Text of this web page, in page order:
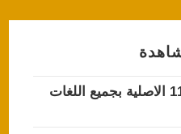
تحميل احدث نسخ ويندوز 11 الاصلية بجميع اللغات